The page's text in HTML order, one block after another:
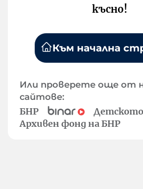
късно!
Към начална
Или проверете още от
сайтове:
БНР
Архивен фонд на БНР